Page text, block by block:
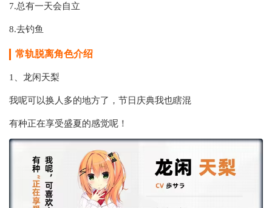
7.总有一天会自立
8.去钓鱼
常轨脱离角色介绍
1、龙闲天梨
我呢可以换人多的地方了，节日庆典我也瞎混
有种正在享受盛夏的感觉呢！